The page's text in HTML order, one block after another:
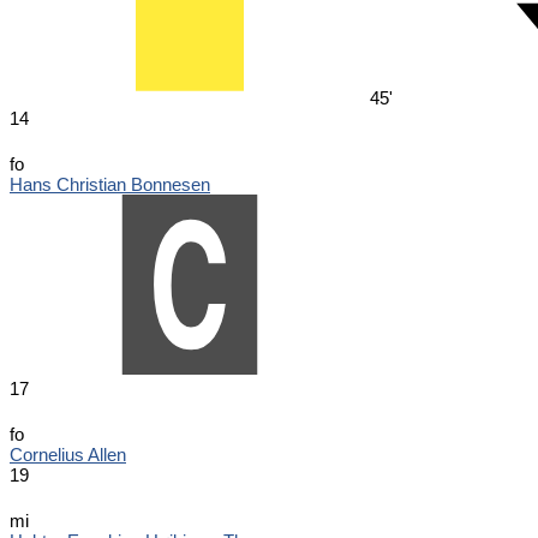
45'
14
fo
Hans Christian Bonnesen
17
fo
Cornelius Allen
19
mi